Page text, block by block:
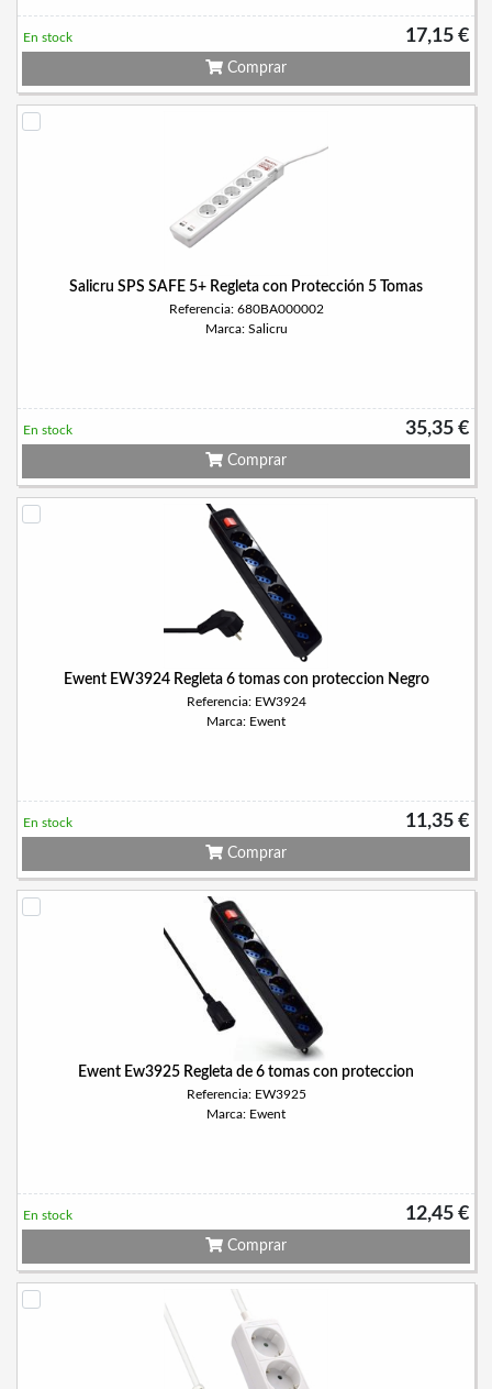
17,15 €
En stock
Comprar
Salicru SPS SAFE 5+ Regleta con Protección 5 Tomas
Referencia: 680BA000002
Marca: Salicru
35,35 €
En stock
Comprar
Ewent EW3924 Regleta 6 tomas con proteccion Negro
Referencia: EW3924
Marca: Ewent
11,35 €
En stock
Comprar
Ewent Ew3925 Regleta de 6 tomas con proteccion
Referencia: EW3925
Marca: Ewent
12,45 €
En stock
Comprar